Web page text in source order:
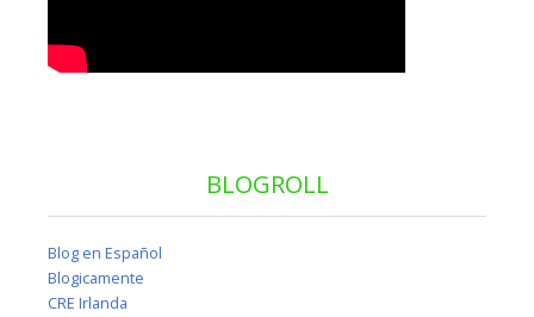
BLOGROLL
Blog en Español
Blogicamente
CRE Irlanda